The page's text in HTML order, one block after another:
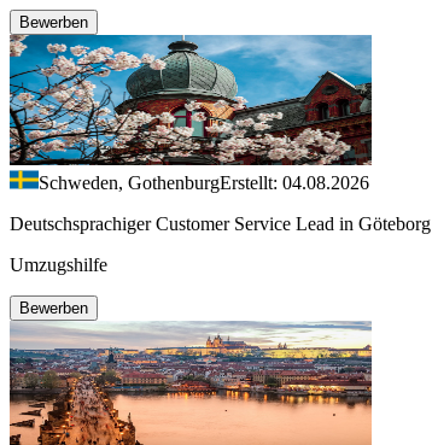
Bewerben
Schweden, GothenburgErstellt: 04.08.2026
Deutschsprachiger Customer Service Lead in Göteborg
Umzugshilfe
Bewerben